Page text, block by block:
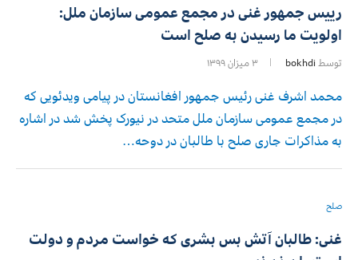
رییس جمهور غنی در مجمع عمومی سازمان ملل:
اولویت ما رسیدن به صلح است
توسط bokhdi ۳ میزان ۱۳۹۹
محمد اشرف غنی رئیس جمهور افغانستان در پیامی ویدئویی که
در مجمع عمومی سازمان ملل متحد در نیورک پخش شد در اشاره
به مذاکرات جاری صلح با طالبان در دوحه…
صلح
غنی: طالبان آتش بس بشری که خواست مردم و دولت